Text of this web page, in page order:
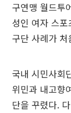
구연맹 월드투
성인 여자 스
구단 사례가
국내 시민사회
위민과 내고향
단을 꾸렸다.